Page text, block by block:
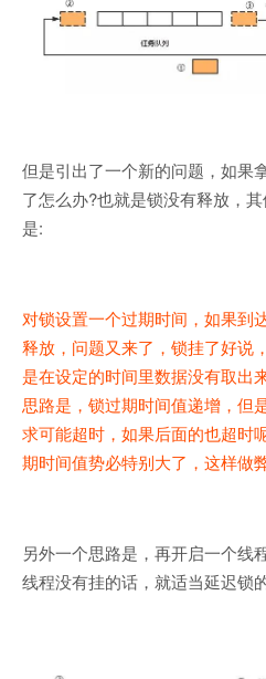
但是引出了一个新的问题，如果
了怎么办?也就是锁没有释放，
是:
对锁设置一个过期时间，如果到
释放，问题又来了，锁挂了好说
是在设定的时间里数据没有取出
思路是，锁过期时间值递增，但
求可能超时，如果后面的也超时
期时间值势必特别大了，这样做
另外一个思路是，再开启一个线
线程没有挂的话，就适当延迟锁